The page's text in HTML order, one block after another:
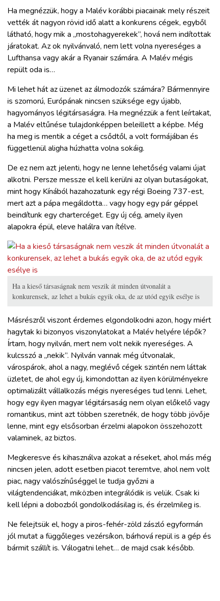
Ha megnézzük, hogy a Malév korábbi piacainak mely részeit
vették át nagyon rövid idő alatt a konkurens cégek, egyből
látható, hogy mik a „mostohagyerekek”, hová nem indítottak
járatokat. Az ok nyilvánvaló, nem lett volna nyereséges a
Lufthansa vagy akár a Ryanair számára. A Malév mégis
repült oda is…
Mi lehet hát az üzenet az álmodozók számára? Bármennyire
is szomorú, Európának nincsen szüksége egy újabb,
hagyományos légitársaságra. Ha megnézzük a fent leírtakat,
a Malév eltűnése tulajdonképpen beleillett a képbe. Még
ha meg is mentik a céget a csődtől, a volt formájában és
függetlenül aligha húzhatta volna sokáig.
De ez nem azt jelenti, hogy ne lenne lehetőség valami újat
alkotni. Persze messze el kell kerülni az olyan butaságokat,
mint hogy Kínából hazahozatunk egy régi Boeing 737-est,
mert azt a pápa megáldotta… vagy hogy egy pár géppel
beindítunk egy chartercéget. Egy új cég, amely ilyen
alapokra épül, eleve halálra van ítélve.
Ha a kieső társaságnak nem veszik át minden útvonalát a
konkurensek, az lehet a bukás egyik oka, de az utód egyik esélye is
Másrészről viszont érdemes elgondolkodni azon, hogy miért
hagytak ki bizonyos viszonylatokat a Malév helyére lépők?
Írtam, hogy nyilván, mert nem volt nekik nyereséges. A
kulcsszó a „nekik”. Nyilván vannak még útvonalak,
várospárok, ahol a nagy, meglévő cégek szintén nem láttak
üzletet, de ahol egy új, kimondottan az ilyen körülményekre
optimalizált vállalkozás mégis nyereséges tud lenni. Lehet,
hogy egy ilyen magyar légitársaság nem olyan előkelő vagy
romantikus, mint azt többen szeretnék, de hogy több jövője
lenne, mint egy elsősorban érzelmi alapokon összehozott
valaminek, az biztos.
Megkeresve és kihasználva azokat a réseket, ahol más még
nincsen jelen, adott esetben piacot teremtve, ahol nem volt
piac, nagy valószínűséggel le tudja győzni a
világtendenciákat, miközben integrálódik is velük. Csak ki
kell lépni a dobozból gondolkodásilag is, és érzelmileg is.
Ne felejtsük el, hogy a piros-fehér-zöld zászló egyformán
jól mutat a függőleges vezérsíkon, bárhová repül is a gép és
bármit szállít is. Válogatni lehet… de majd csak később.